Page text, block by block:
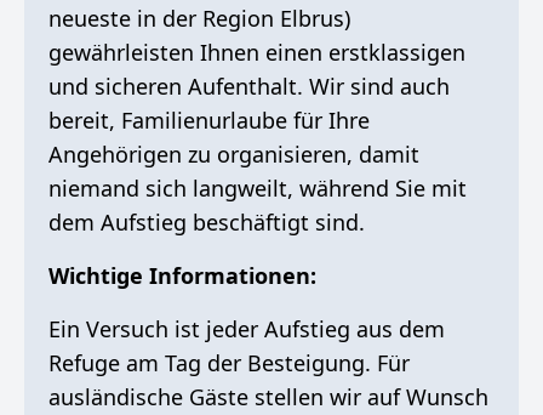
neueste in der Region Elbrus)
gewährleisten Ihnen einen erstklassigen
und sicheren Aufenthalt. Wir sind auch
bereit, Familienurlaube für Ihre
Angehörigen zu organisieren, damit
niemand sich langweilt, während Sie mit
dem Aufstieg beschäftigt sind.
Wichtige Informationen:
Ein Versuch ist jeder Aufstieg aus dem
Refuge am Tag der Besteigung. Für
ausländische Gäste stellen wir auf Wunsch